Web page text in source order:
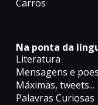
Carros
Na ponta da
Literatura
Mensagens e
Máximas, tweets...
Palavras Curiosas